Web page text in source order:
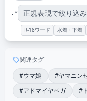
.*
R-18ワード 水着・下着
関連タグ
#ウマ娘
#ヤマニン
#アドマイヤベガ
#